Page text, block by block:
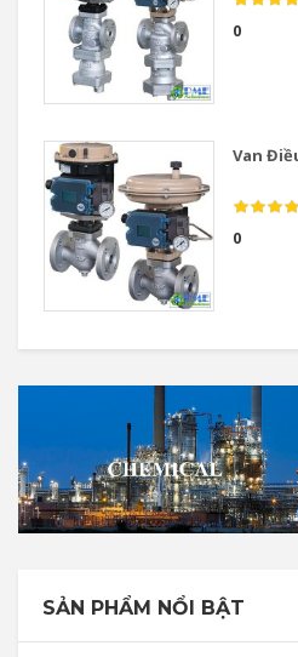
0
Van
0
SẢN PHẨM NỔI BẬT